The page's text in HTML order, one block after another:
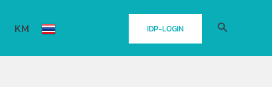
KM IDP-LOGIN Search